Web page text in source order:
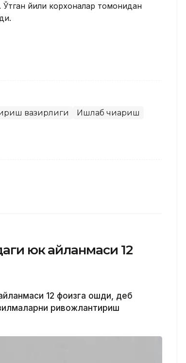
Ўтган йили корхоналар томонидан
вазирлиги
Ишлаб чиқариш
юк айланмаси 12
12 фоизга ошди, деб
ривожлантириш